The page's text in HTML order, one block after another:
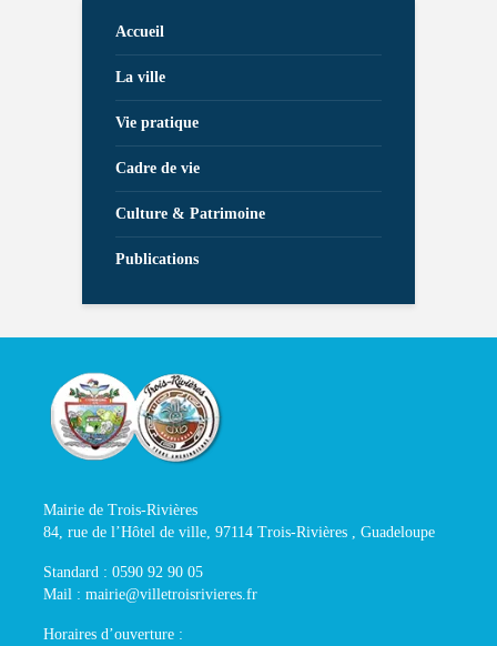
Accueil
La ville
Vie pratique
Cadre de vie
Culture & Patrimoine
Publications
Mairie de Trois-Rivières
84, rue de l’Hôtel de ville, 97114 Trois-Rivières , Guadeloupe
Standard : 0590 92 90 05
Mail : mairie@villetroisrivieres.fr
Horaires d’ouverture :